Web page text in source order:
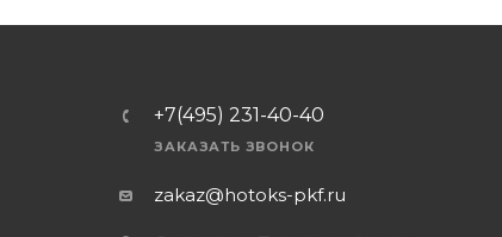
+7(495) 231-40-40
ЗАКАЗАТЬ ЗВОНОК
zakaz@hotoks-pkf.ru